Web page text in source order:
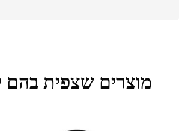
מוצרים שצפית בהם